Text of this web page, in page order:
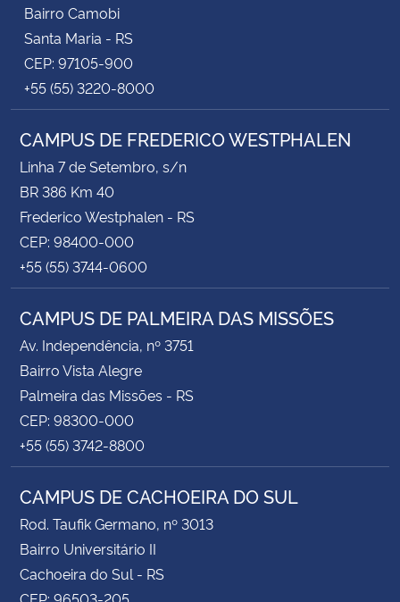
Bairro Camobi
Santa Maria - RS
CEP: 97105-900
+55 (55) 3220-8000
CAMPUS DE FREDERICO WESTPHALEN
Linha 7 de Setembro, s/n
BR 386 Km 40
Frederico Westphalen - RS
CEP: 98400-000
+55 (55) 3744-0600
CAMPUS DE PALMEIRA DAS MISSÕES
Av. Independência, nº 3751
Bairro Vista Alegre
Palmeira das Missões - RS
CEP: 98300-000
+55 (55) 3742-8800
CAMPUS DE CACHOEIRA DO SUL
Rod. Taufik Germano, nº 3013
Bairro Universitário II
Cachoeira do Sul - RS
CEP: 96503-205